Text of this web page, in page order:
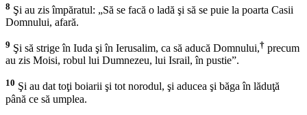
8 Şi au zis împăratul: „Să se facă o ladă şi să se puie la poarta Casii
Domnului, afară.
9 Şi să strige în Iuda şi în Ierusalim, ca să aducă Domnului,† precum
au zis Moisi, robul lui Dumnezeu, lui Israil, în pustie”.
10 Şi au dat toţi boiarii şi tot norodul, şi aducea şi băga în lăduţă
până ce să umplea.